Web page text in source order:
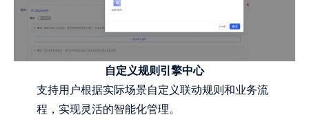
自定义规则引擎中心
支持用户根据实际场景自定义联动规则和业务流
程，实现灵活的智能化管理。